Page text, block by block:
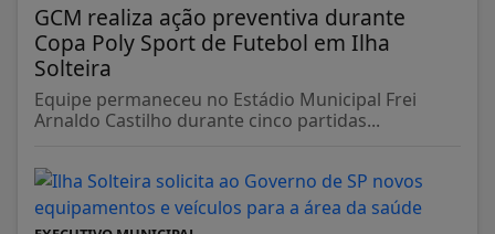
GCM realiza ação preventiva durante
Copa Poly Sport de Futebol em Ilha
Solteira
Equipe permaneceu no Estádio Municipal Frei
Arnaldo Castilho durante cinco partidas...